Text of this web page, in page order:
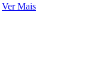
Ver Mais